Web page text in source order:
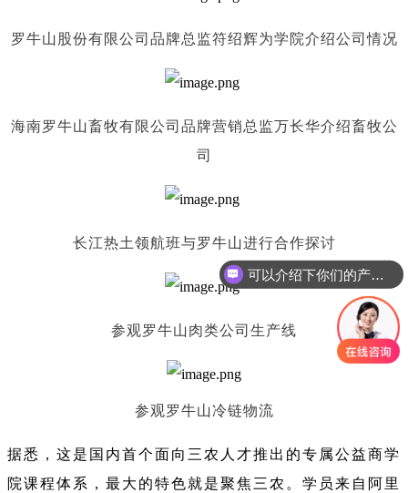
罗牛山股份有限公司品牌总监符绍辉为学院介绍公司情况
海南罗牛山畜牧有限公司品牌营销总监万长华介绍畜牧公
司
长江热土领航班与罗牛山进行合作探讨
参观罗牛山肉类公司生产线
参观罗牛山冷链物流
据悉，这是国内首个面向三农人才推出的专属公益商学
院课程体系，最大的特色就是聚焦三农。学员来自阿里
可以介绍下你们的产品么